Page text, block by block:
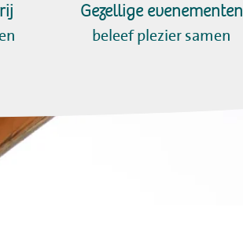
Gezellige evenementen
beleef plezier samen